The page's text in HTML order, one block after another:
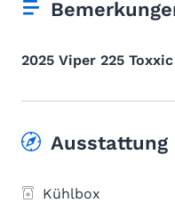
2025 Viper 225
Ausstattung
Kühlbox